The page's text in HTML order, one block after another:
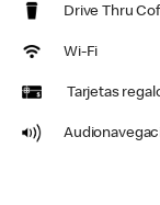
Drive Thru
Wi-Fi
Tarjetas